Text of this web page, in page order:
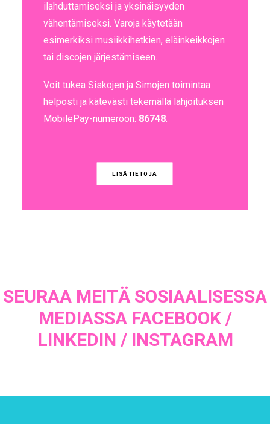
ilahduttamiseksi ja yksinäisyyden
vähentämiseksi. Varoja käytetään
esimerkiksi musiikkihetkien, eläinkeikkojen
tai discojen järjestämiseen.
Voit tukea Siskojen ja Simojen toimintaa
helposti ja kätevästi tekemällä lahjoituksen
MobilePay-numeroon: 86748.
LISÄTIETOJA
SEURAA MEITÄ SOSIAALISESSA
MEDIASSA FACEBOOK/
LINKEDIN/ INSTAGRAM